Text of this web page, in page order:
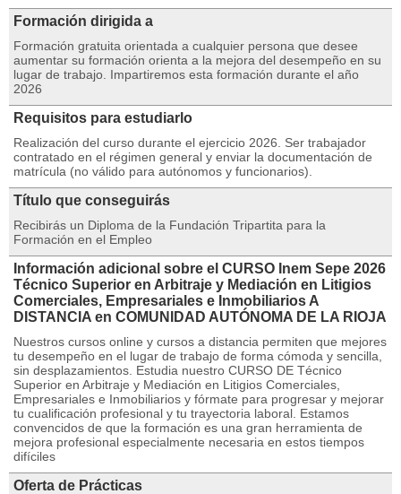
Formación dirigida a
Formación gratuita orientada a cualquier persona que desee
aumentar su formación orienta a la mejora del desempeño en su
lugar de trabajo. Impartiremos esta formación durante el año
2026
Requisitos para estudiarlo
Realización del curso durante el ejercicio 2026. Ser trabajador
contratado en el régimen general y enviar la documentación de
matrícula (no válido para autónomos y funcionarios).
Título que conseguirás
Recibirás un Diploma de la Fundación Tripartita para la
Formación en el Empleo
Información adicional sobre el CURSO Inem Sepe 2026
Técnico Superior en Arbitraje y Mediación en Litigios
Comerciales, Empresariales e Inmobiliarios A
DISTANCIA en COMUNIDAD AUTÓNOMA DE LA RIOJA
Nuestros cursos online y cursos a distancia permiten que mejores
tu desempeño en el lugar de trabajo de forma cómoda y sencilla,
sin desplazamientos. Estudia nuestro CURSO DE Técnico
Superior en Arbitraje y Mediación en Litigios Comerciales,
Empresariales e Inmobiliarios y fórmate para progresar y mejorar
tu cualificación profesional y tu trayectoria laboral. Estamos
convencidos de que la formación es una gran herramienta de
mejora profesional especialmente necesaria en estos tiempos
difíciles
Oferta de Prácticas